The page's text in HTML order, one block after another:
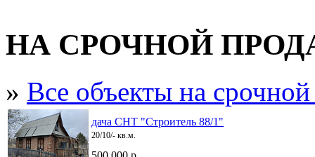
НА СРОЧНОЙ
» Все объекты на
дача СНТ "Строитель 88/1"
20/10/- кв.м.